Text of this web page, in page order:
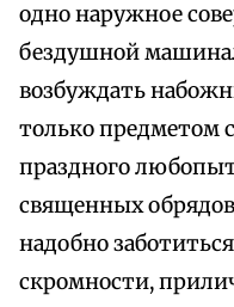
одно наружное
бездушной
возбуждать
только предметом
праздного
священных
надобно
скромности,